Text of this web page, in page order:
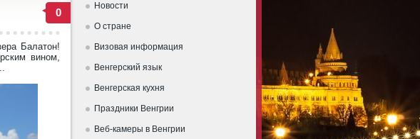
Новости
О стране
Визовая информация
Венгерский язык
Венгерская кухня
Праздники Венгрии
Веб-камеры в Венгрии
0
Балатон!
вином,